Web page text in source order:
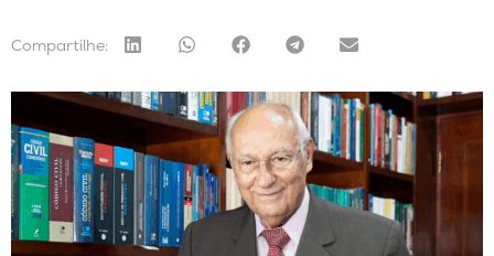
Compartilhe: